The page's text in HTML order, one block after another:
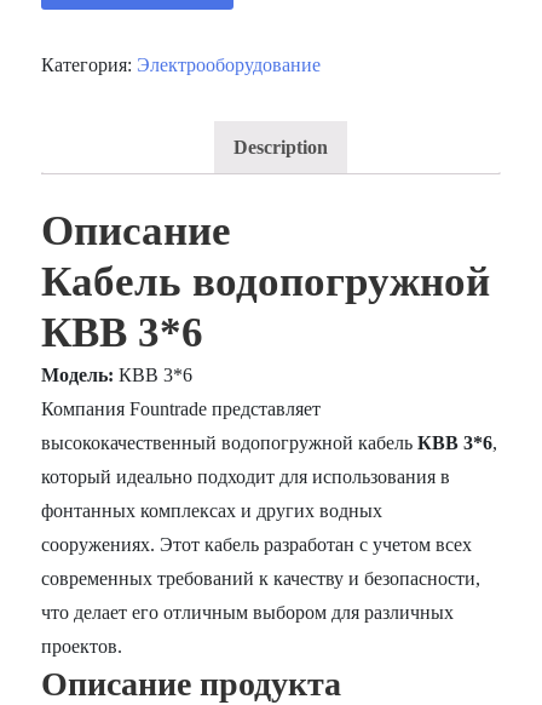
Категория: Электрооборудование
Description
Описание
Кабель водопогружной
КВВ 3*6
Модель: КВВ 3*6
Компания Fountrade представляет
высококачественный водопогружной кабельКВВ 3*6,
который идеально подходит для использования в
фонтанных комплексах и других водных
сооружениях. Этот кабель разработан с учетом всех
современных требований к качеству и безопасности,
что делает его отличным выбором для различных
проектов.
Описание продукта